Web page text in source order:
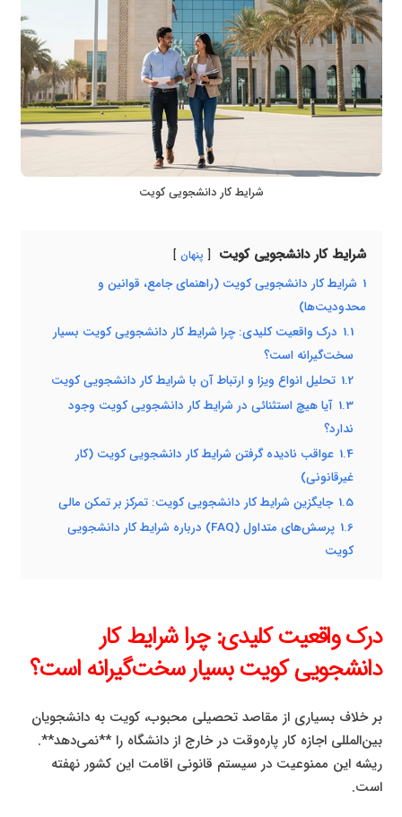
شرایط کار دانشجویی کویت
شرایط کار دانشجویی کویت پنهان
1 شرایط کار دانشجویی کویت (راهنمای جامع، قوانین و
محدودیت‌ها)
1.1 درک واقعیت کلیدی: چرا شرایط کار دانشجویی کویت بسیار
سخت‌گیرانه است؟
1.2 تحلیل انواع ویزا و ارتباط آن با شرایط کار دانشجویی کویت
1.3 آیا هیچ استثنائی در شرایط کار دانشجویی کویت وجود
ندارد؟
1.4 عواقب نادیده گرفتن شرایط کار دانشجویی کویت (کار
غیرقانونی)
1.5 جایگزین شرایط کار دانشجویی کویت: تمرکز بر تمکن مالی
1.6
پرسش‌های متداول (FAQ) درباره شرایط کار دانشجویی
کویت
درک واقعیت کلیدی: چرا شرایط کار
دانشجویی کویت بسیار سخت‌گیرانه است؟
بر خلاف بسیاری از مقاصد تحصیلی محبوب، کویت به دانشجویان
بین‌المللی اجازه کار پاره‌وقت در خارج از دانشگاه را **نمی‌دهد**.
ریشه این ممنوعیت در سیستم قانونی اقامت این کشور نهفته
است.